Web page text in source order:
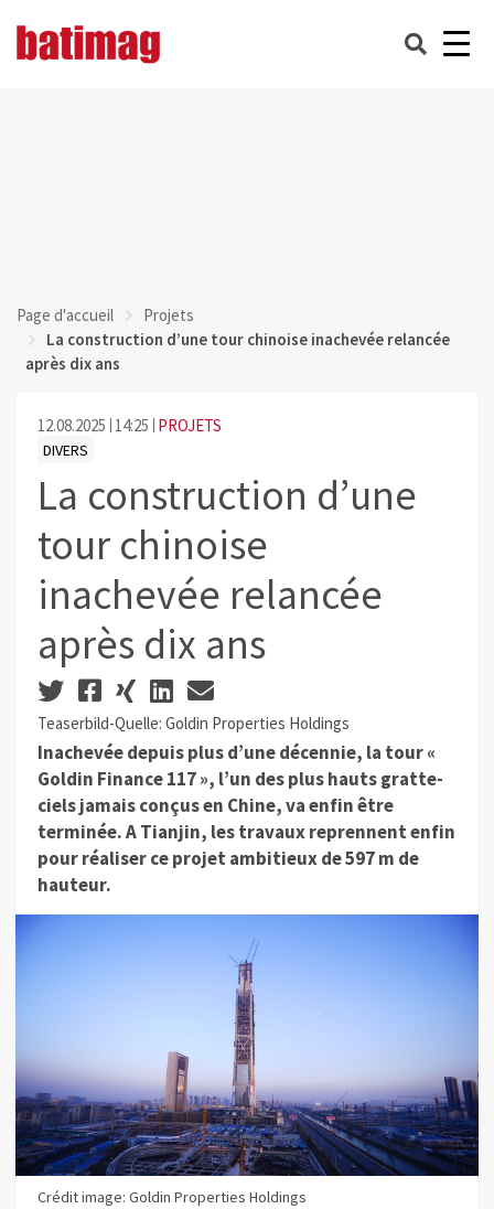
Page d'accueil
Projets
La construction d’une tour chinoise inachevée relancée
après dix ans
12.08.2025 14:25 PROJETS
DIVERS
La construction d’une
tour chinoise
inachevée relancée
après dix ans
Teaserbild-Quelle: Goldin Properties Holdings
Inachevée depuis plus d’une décennie, la tour «
Goldin Finance 117 », l’un des plus hauts gratte-
ciels jamais conçus en Chine, va enfin être
terminée. A Tianjin, les travaux reprennent enfin
pour réaliser ce projet ambitieux de 597 m de
hauteur.
Crédit image: Goldin Properties Holdings